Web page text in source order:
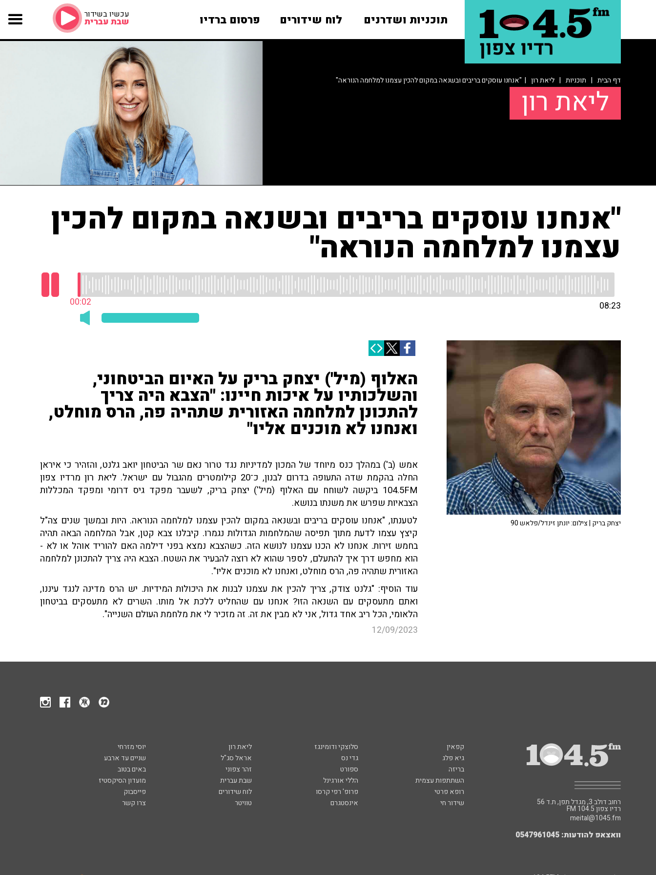
תוכניות ושדרנים לוח שידורים פרסום ברדיו עכשיו בשידור
שבת עברית
דף הבית | תוכניות | ליאת רון | "אנחנו עוסקים בריבים ובשנאה במקום להכין עצמנו למלחמה הנוראה"
ליאת רון
"אנחנו עוסקים בריבים ובשנאה במקום להכין
עצמנו למלחמה הנוראה"
00:03 08:23
האלוף (מיל') יצחק בריק על האיום הביטחוני,
והשלכותיו על איכות חיינו: "הצבא היה צריך
להתכונן למלחמה האזורית שתהיה פה, הרס מוחלט,
ואנחנו לא מוכנים אליו"
אמש (ב') במהלך כנס מיוחד של המכון למדיניות נגד טרור נאם שר הביטחון יואב גלנט, והזהיר כי איראן
החלה בהקמת שדה התעופה בדרום לבנון, כ־20 קילומטרים מהגבול עם ישראל. ליאת רון מרדיו צפון
104.5FM ביקשה לשוחח עם האלוף (מיל') יצחק בריק, לשעבר מפקד גיס דרומי ומפקד המכללות
הצבאיות שפרש את משנתו בנושא.
לטענתו, "אנחנו עוסקים בריבים ובשנאה במקום להכין עצמנו למלחמה הנוראה. היות ובמשך שנים צה"ל
קיצץ עצמו לדעת מתוך תפיסה שהמלחמות הגדולות נגמרו. קיבלנו צבא קטן, אבל המלחמה הבאה תהיה
בחמש זירות. אנחנו לא הכנו עצמנו לנושא הזה. כשהצבא נמצא בפני דילמה האם להוריד אוהל או לא -
הוא מחפש דרך איך להתעלם, לספר שהוא לא רוצה להבעיר את השטח. הצבא היה צריך להתכונן למלחמה
האזורית שתהיה פה, הרס מוחלט, ואנחנו לא מוכנים אליו".
עוד הוסיף: "גלנט צודק, צריך להכין את עצמנו לבנות את היכולות המידיות. יש הרס מדינה לנגד עיננו,
ואתם מתעסקים עם השנאה הזו? אנחנו עם שהחליט ללכת אל מותו. השרים לא מתעסקים בביטחון
הלאומי, הכל ריב אחד גדול, אני לא מבין את זה. זה מזכיר לי את מלחמת העולם השנייה".
12/09/2023
יצחק בריק | צילום: יונתן זינדל/פלאש 90
קפאין סלוצקי ודומינגז ליאת רון
יוסי מזרחי
גיא פלג
גדי נס אראל סג"ל
שניים עד ארבע
בריזה
ספורט זהר צפוני
באים בטוב
השתתפות עצמית
הללי אורגינל שבת עברית
מועדון הסיקסטיז
רופא פרטי
פרופ' רפי קרסו לוח שידורים
פייסבוק
שידור חי
אינסטגרם טוויטר צרו קשר רחוב דולב 3, מגדל תפן, ת.ד 56
FM רדיו צפון 104.5
meital@1045.fm
וואצאפ להודעות: 0547961045